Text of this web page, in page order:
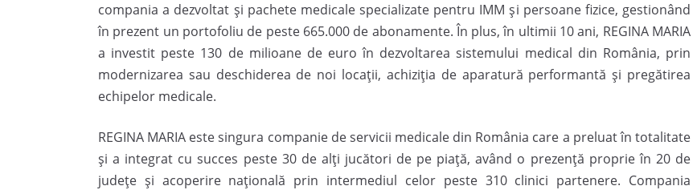
compania a dezvoltat și pachete medicale specializate pentru IMM și persoane fizice, gestionând
în prezent un portofoliu de peste 665.000 de abonamente. În plus, în ultimii 10 ani, REGINA MARIA
a investit peste 130 de milioane de euro în dezvoltarea sistemului medical din România, prin
modernizarea sau deschiderea de noi locații, achiziția de aparatură performantă și pregătirea
echipelor medicale.
REGINA MARIA este singura companie de servicii medicale din România care a preluat în totalitate
și a integrat cu succes peste 30 de alți jucători de pe piață, având o prezență proprie în 20 de
județe și acoperire națională prin intermediul celor peste 310 clinici partenere. Compania